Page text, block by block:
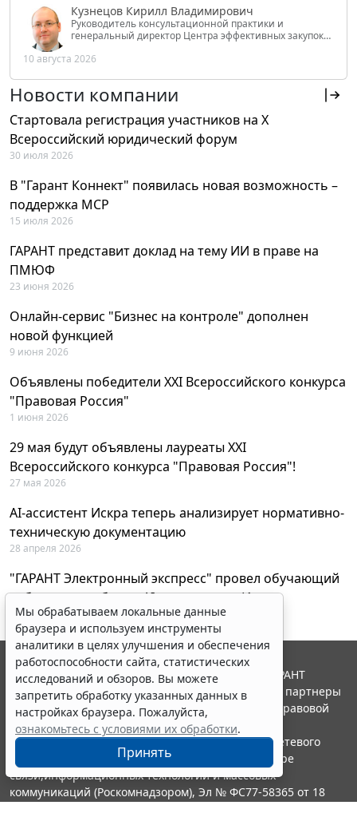
Кузнецов Кирилл Владимирович
Руководитель консультационной практики и
генеральный директор Центра эффективных закупок
РФ
10 августа 2026
Новости компании
Стартовала регистрация участников на X
Всероссийский юридический форум
30 июля 2026
В "Гарант Коннект" появилась новая возможность –
поддержка MCP
15 июля 2026
ГАРАНТ представит доклад на тему ИИ в праве на
ПМЮФ
23 июня 2026
Онлайн-сервис "Бизнес на контроле" дополнен
новой функцией
9 июня 2026
Объявлены победители XXI Всероссийского конкурса
"Правовая Россия"
1 июня 2026
29 мая будут объявлены лауреаты XXI
Всероссийского конкурса "Правовая Россия"!
27 мая 2026
AI-ассистент Искра теперь анализирует нормативно-
техническую документацию
28 апреля 2026
"ГАРАНТ Электронный экспресс" провел обучающий
вебинар по работе с AI-ассистентом Искра
23 апреля 2026
Мы обрабатываем локальные данные
браузера и используем инструменты
аналитики в целях улучшения и обеспечения
работоспособности сайта, статистических
исследований и обзоров. Вы можете
запретить обработку указанных данных в
настройках браузера. Пожалуйста,
ознакомьтесь с условиями их обработки.
Принять
© ООО "НПП "ГАРАНТ-СЕРВИС", 2026. Система ГАРАНТ
выпускается с 1990 года. Компания "Гарант" и ее партнеры
являются участниками Российской ассоциации правовой
информации ГАРАНТ.
Портал ГАРАНТ.РУ зарегистрирован в качестве сетевого
издания Федеральной службой по надзору в сфере
связи,информационных технологий и массовых
коммуникаций (Роскомнадзором), Эл № ФС77-58365 от 18